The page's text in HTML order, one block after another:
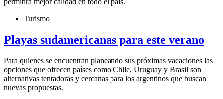
Turismo
Playas sudamericanas para este verano
Para quienes se encuentran planeando sus próximas vacaciones las
opciones que ofrecen países como Chile, Uruguay y Brasil son
alternativas tentadoras y cercanas para los argentinos que buscan
nuevas propuestas.